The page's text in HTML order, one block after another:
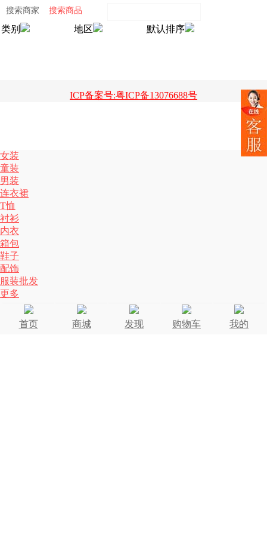
搜索商家 搜索商品
类别 地区 默认排序
ICP备案号:粤ICP备13076688号
女装
童装
男装
连衣裙
T恤
衬衫
内衣
箱包
鞋子
配饰
服装批发
更多
首页 商城 发现 购物车 我的